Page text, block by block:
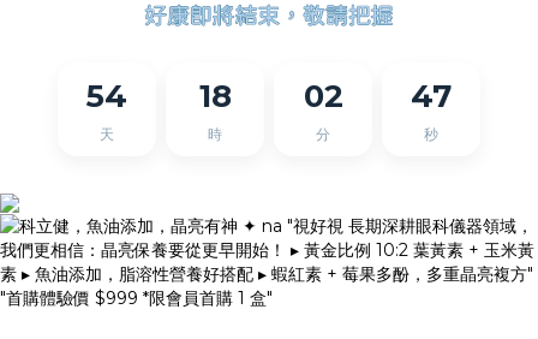
54
天
18
時
02
分
47
秒